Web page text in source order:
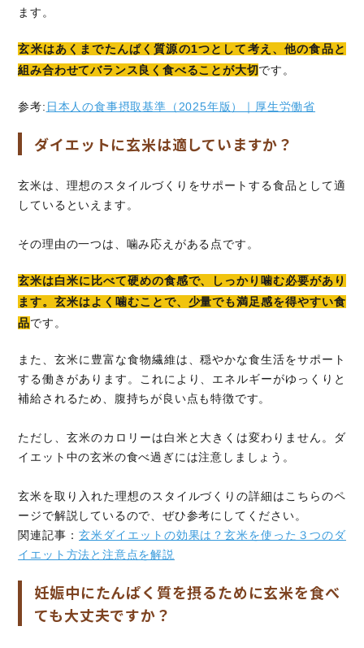
ます。
玄米はあくまでたんぱく質源の1つとして考え、他の食品と
組み合わせてバランス良く食べることが大切です。
参考: 日本人の食事摂取基準（2025年版）｜厚生労働省
ダイエットに玄米は適していますか？
玄米は、理想のスタイルづくりをサポートする食品として適
しているといえます。
その理由の一つは、噛み応えがある点です。
玄米は白米に比べて硬めの食感で、しっかり噛む必要があり
ます。玄米はよく噛むことで、少量でも満足感を得やすい食
品です。
また、玄米に豊富な食物繊維は、穏やかな食生活をサポート
する働きがあります。これにより、エネルギーがゆっくりと
補給されるため、腹持ちが良い点も特徴です。
ただし、玄米のカロリーは白米と大きくは変わりません。ダ
イエット中の玄米の食べ過ぎには注意しましょう。
玄米を取り入れた理想のスタイルづくりの詳細はこちらのペ
ージで解説しているので、ぜひ参考にしてください。
関連記事：玄米ダイエットの効果は？玄米を使った３つのダ
イエット方法と注意点を解説
妊娠中にたんぱく質を摂るために玄米を食べ
ても大丈夫ですか？